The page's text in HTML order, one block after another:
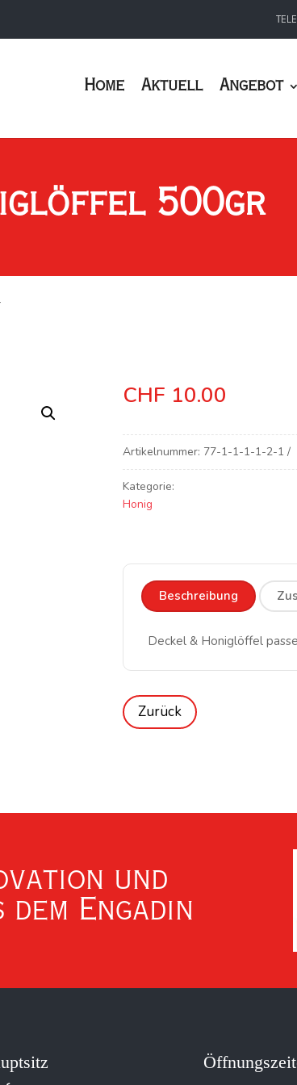
Home Aktuell Angebot
500gr
CHF 10.00
Artikelnummer: 77-1-1-1-1-2-1
Kategorie:
Honig
Beschreibung
Deckel & Honiglöffel
und
Engadin